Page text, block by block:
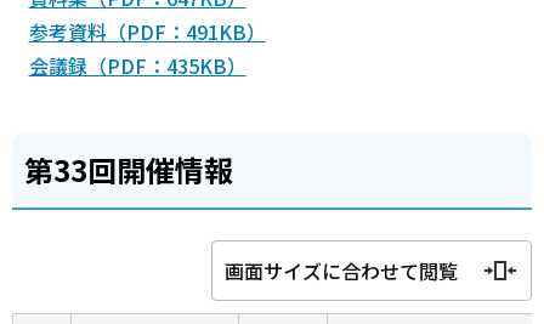
参考資料（PDF：491KB）
会議録（PDF：435KB）
第33回開催情報
画面サイズに合わせて閲覧